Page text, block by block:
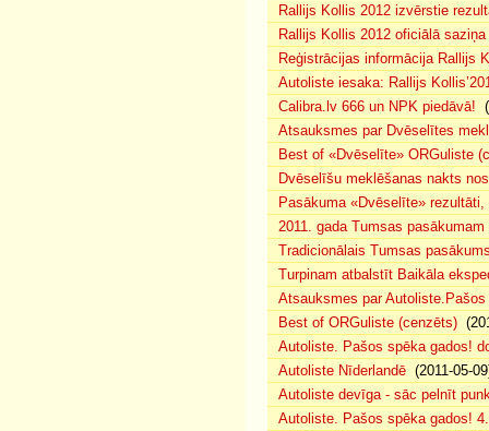
Rallijs Kollis 2012 izvērstie
Rallijs Kollis 2012 oficiālā saziņa
Reģistrācijas informācija Rallijs
Autoliste iesaka: Rallijs
Calibra.lv 666 un NPK piedāvā!
Atsauksmes par Dvēselītes
Best of «Dvēselīte» ORGuliste
Dvēselīšu meklēšanas nakts
Pasākuma «Dvēselīte»
2011. gada Tumsas
Tradicionālais Tumsas
Turpinam atbalstīt Baikāla
Atsauksmes par
Best of ORGuliste (cenzēts)
Autoliste. Pašos spēka gados!
Autoliste Nīderlandē (2011-05-
Autoliste devīga - sāc pelnīt
Autoliste. Pašos spēka gados!